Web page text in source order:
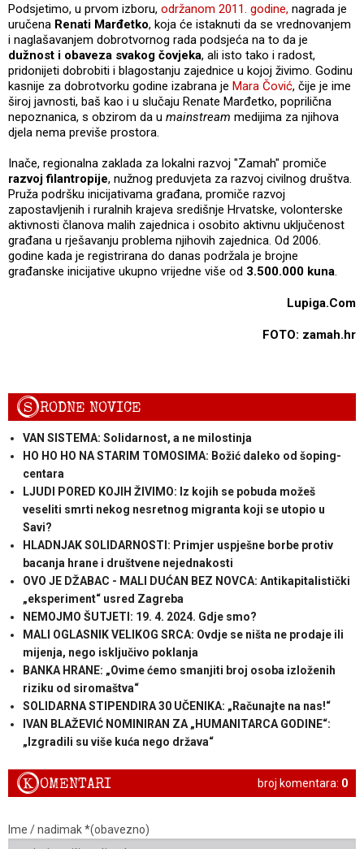
Podsjetimo, u prvom izboru, održanom 2011. godine, nagrada je
uručena Renati Marđetko, koja će istaknuti da se vrednovanjem
i naglašavanjem dobrotvornog rada podsjeća na to da je
dužnost i obaveza svakog čovjeka, ali isto tako i radost,
pridonijeti dobrobiti i blagostanju zajednice u kojoj živimo. Godinu
kasnije za dobrotvorku godine izabrana je Mara Čović, čije je ime
široj javnosti, baš kao i u slučaju Renate Marđetko, poprilična
nepoznanica, s obzirom da u mainstream medijima za njihova
djela nema previše prostora.
Inače, regionalna zaklada za lokalni razvoj "Zamah" promiče
razvoj filantropije, nužnog preduvjeta za razvoj civilnog društva.
Pruža podršku inicijativama građana, promiče razvoj
zapostavljenih i ruralnih krajeva središnje Hrvatske, volonterske
aktivnosti članova malih zajednica i osobito aktivnu uključenost
građana u rješavanju problema njihovih zajednica. Od 2006.
godine kada je registrirana do danas podržala je brojne
građanske inicijative ukupno vrijedne više od 3.500.000 kuna.
Lupiga.Com
FOTO: zamah.hr
SRODNE NOVICE
VAN SISTEMA: Solidarnost, a ne milostinja
HO HO HO NA STARIM TOMOSIMA: Božić daleko od šoping-
centara
LJUDI PORED KOJIH ŽIVIMO: Iz kojih se pobuda možeš
veseliti smrti nekog nesretnog migranta koji se utopio u
Savi?
HLADNJAK SOLIDARNOSTI: Primjer uspješne borbe protiv
bacanja hrane i društvene nejednakosti
OVO JE DŽABAC - MALI DUĆAN BEZ NOVCA: Antikapitalistički
„eksperiment“ usred Zagreba
NEMOJMO ŠUTJETI: 19. 4. 2024. Gdje smo?
MALI OGLASNIK VELIKOG SRCA: Ovdje se ništa ne prodaje ili
mijenja, nego isključivo poklanja
BANKA HRANE: „Ovime ćemo smanjiti broj osoba izloženih
riziku od siromaštva“
SOLIDARNA STIPENDIRA 30 UČENIKA: „Računajte na nas!“
IVAN BLAŽEVIĆ NOMINIRAN ZA „HUMANITARCA GODINE“:
„Izgradili su više kuća nego država“
broj komentara: 0
KOMENTARI
Ime / nadimak *(obavezno)